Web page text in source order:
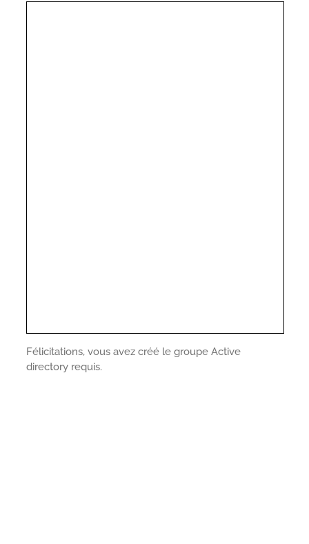
Félicitations, vous avez créé le groupe Active
directory requis.